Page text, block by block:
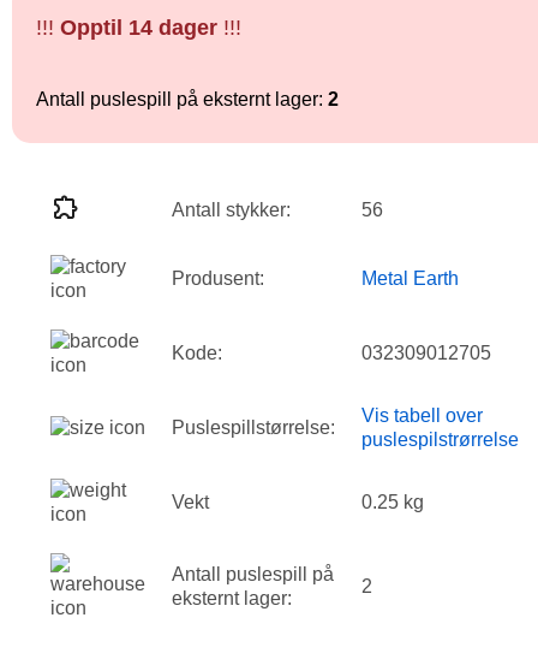
!!! Opptil 14 dager !!!
Antall puslespill på eksternt lager: 2
Antall stykker: 56
Produsent: Metal Earth
Kode: 032309012705
Puslespillstørrelse:
Vis tabell over
puslespilstrørrelse
Vekt 0.25 kg
Antall puslespill på
eksternt lager:
2